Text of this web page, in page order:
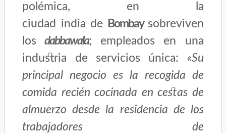
polémica, en la
ciudad india de
Bombay sobreviven
los dabbawala; empleados en una
industria de servicios única: «Su
principal negocio es la recogida de
comida recién cocinada en cestas de
almuerzo desde la residencia de los
trabajadores de